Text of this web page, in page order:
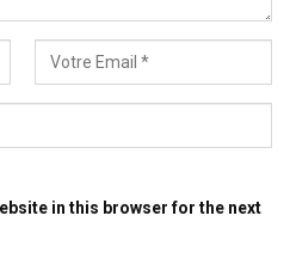
in this browser for the next